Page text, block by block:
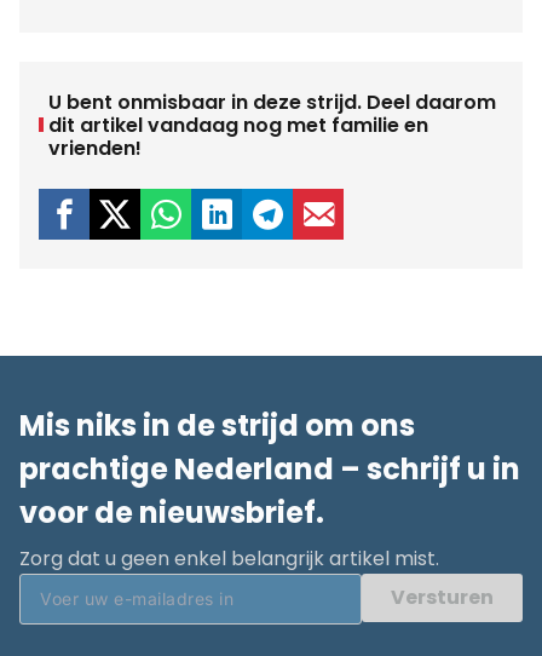
U bent onmisbaar in deze strijd. Deel daarom
dit artikel vandaag nog met familie en
vrienden!
Mis niks in de strijd om ons
prachtige Nederland – schrijf u in
voor de nieuwsbrief.
Zorg dat u geen enkel belangrijk artikel mist.
Versturen